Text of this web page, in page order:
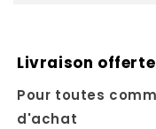
Livraison offerte
Pour toutes
d'achat